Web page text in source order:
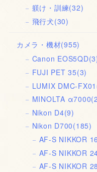
躾け・訓練(32)
飛行犬(30)
カメラ・機材(955)
Canon EOS5QD
FUJI PET 35(3)
LUMIX DMC-FX01
MINOLTA α7000
Nikon D4(9)
Nikon D700(185)
AF-S NIKKOR
AF-S NIKKOR
AF-S NIKKOR